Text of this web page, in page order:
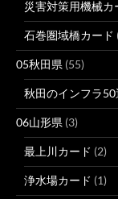
災害対策用機械カ
石巻圏域橋カード
05秋田県 (55)
秋田のインフラ50
06山形県 (3)
最上川カード (2)
浄水場カード (1)